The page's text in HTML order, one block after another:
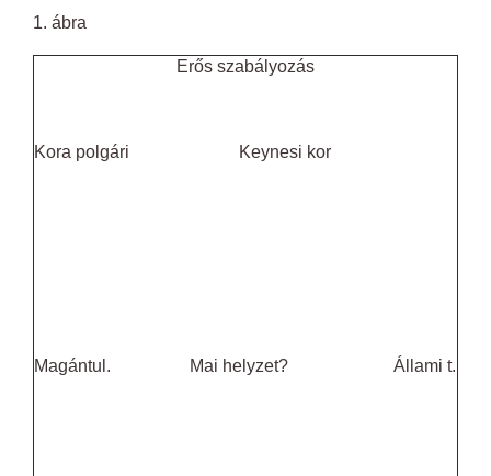
1. ábra
Erős szabályozás
Kora polgári Keynesi kor
Magántul. Mai helyzet? Állami t.